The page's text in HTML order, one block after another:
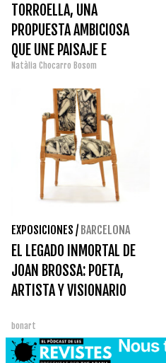
TORROELLA, UNA
PROPUESTA AMBICIOSA
QUE UNE PAISAJE E
INVESTIGACIÓN
Natàlia Chocarro Bosom
EXPOSICIONES / BARCELONA
EL LEGADO INMORTAL DE
JOAN BROSSA: POETA,
ARTISTA Y VISIONARIO
bonart